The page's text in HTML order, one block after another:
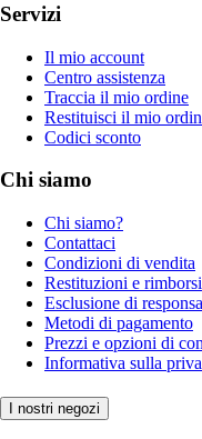
Servizi
Il mio account
Centro assistenza
Traccia il mio ordine
Restituisci il mio
Codici sconto
Chi siamo
Chi siamo?
Contattaci
Condizioni di vendita
Restituzioni e rimborsi
Esclusione di
Metodi di pagamento
Prezzi e opzioni di
Informativa sulla
I nostri negozi